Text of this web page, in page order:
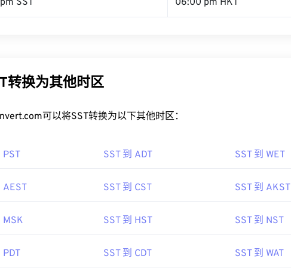
SST 06:00 pm HKT
转换为其他时区
可以将SST转换为以下其他时区：
PST SST 到 ADT SST 到 WET
AEST SST 到 CST SST 到 AKST
MSK SST 到 HST SST 到 NST
PDT SST 到 CDT SST 到 WAT